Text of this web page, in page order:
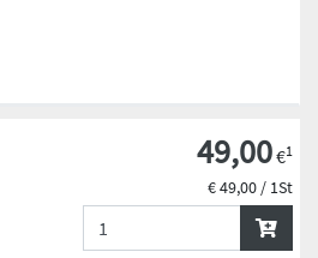
49,00€1
€ 49,00 / 1St